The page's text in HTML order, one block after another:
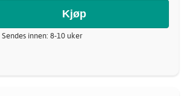
innen: 8-10 uker